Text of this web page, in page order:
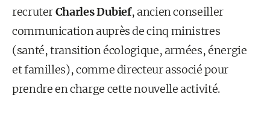
recruterCharles Dubief, ancien conseiller
communication auprès de cinq ministres
(santé, transition écologique, armées, énergie
et familles), comme directeur associé pour
prendre en charge cette nouvelle activité.